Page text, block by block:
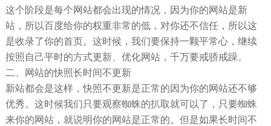
这个阶段是每个网站都会出现的情况，因为你的网站是新
站，所以百度给你的权重非常的低，对你还不信任，所以这
是收录了你的首页。这时候，我们要保持一颗平常心，继续
按照自己平时的方式更新、优化网站，千万要戒骄戒躁。
二、网站的快照长时间不更新
新站都会是这样，快照不更新是正常的因为你的网站还不够
优秀。这时候我们只要观察蜘蛛的扒取就可以了，只要蜘蛛
来你的网站，就说明你的网站是正常的。但是如果长时间不